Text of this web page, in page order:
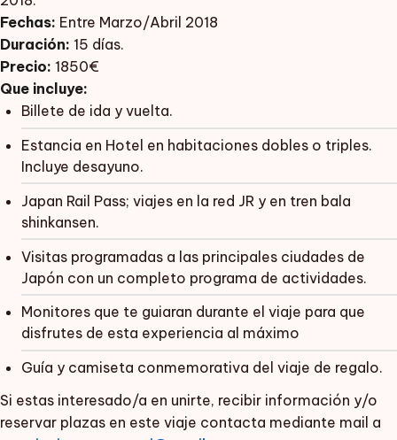
Fechas: Entre Marzo/Abril 2018
Duración: 15 días.
Precio: 1850€
Que incluye:
Billete de ida y vuelta.
Estancia en Hotel en habitaciones dobles o triples.
Incluye desayuno.
Japan Rail Pass; viajes en la red JR y en tren bala
shinkansen.
Visitas programadas a las principales ciudades de
Japón con un completo programa de actividades.
Monitores que te guiaran durante el viaje para que
disfrutes de esta experiencia al máximo
Guía y camiseta conmemorativa del viaje de regalo.
Si estas interesado/a en unirte, recibir información y/o
reservar plazas en este viaje contacta mediante mail a